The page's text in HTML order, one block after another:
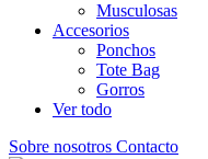
Musculosas
Accesorios
Ponchos
Tote Bag
Gorros
Ver todo
Sobre nosotros Contacto